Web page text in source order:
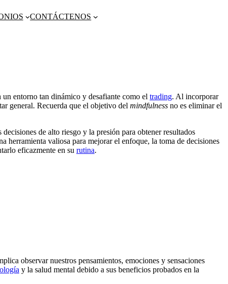
CONTÁCTENOS
entorno tan dinámico y desafiante como el trading. Al incorporar
general. Recuerda que el objetivo del mindfulness no es eliminar el
de alto riesgo y la presión para obtener resultados
herramienta valiosa para mejorar el enfoque, la toma de decisiones
eficazmente en su rutina.
observar nuestros pensamientos, emociones y sensaciones
y la salud mental debido a sus beneficios probados en la